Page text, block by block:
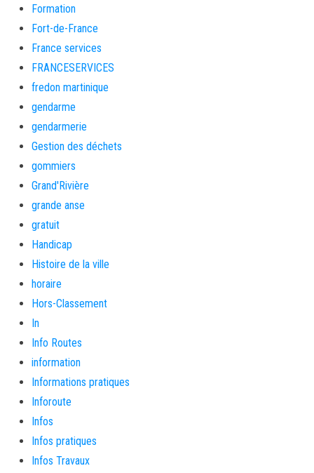
Formation
Fort-de-France
France services
FRANCESERVICES
fredon martinique
gendarme
gendarmerie
Gestion des déchets
gommiers
Grand'Rivière
grande anse
gratuit
Handicap
Histoire de la ville
horaire
Hors-Classement
In
Info Routes
information
Informations pratiques
Inforoute
Infos
Infos pratiques
Infos Travaux